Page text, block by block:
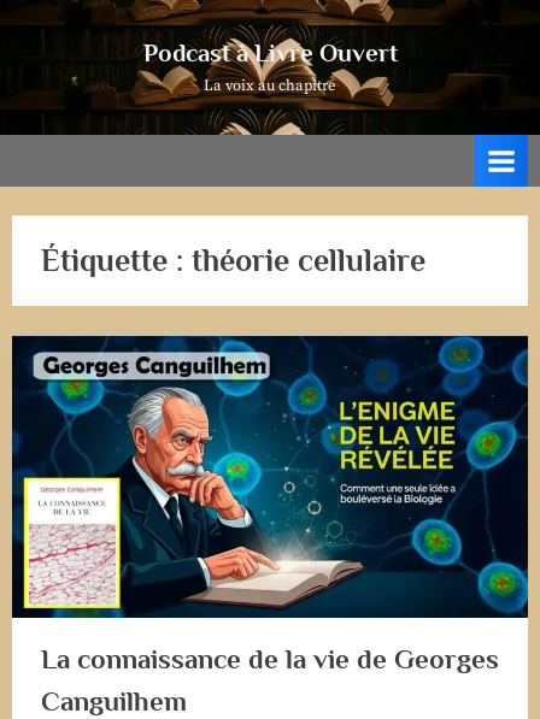
Podcast à Livre Ouvert
La voix au chapitre
Étiquette : théorie cellulaire
La connaissance de la vie de Georges
Canguilhem